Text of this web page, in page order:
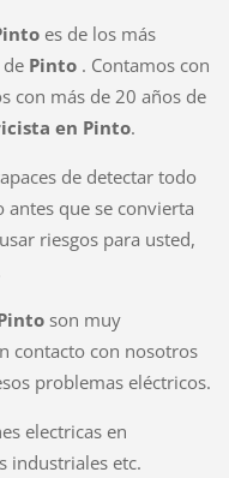
es de los más
Pinto . Contamos con
con más de 20 años de
en Pinto.
de detectar todo
que se convierta
riesgos para usted,
son muy
contacto con nosotros
problemas eléctricos.
electricas en
industriales etc.